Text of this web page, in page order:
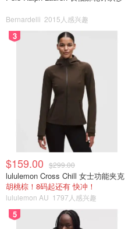
Bernardelli 2015人感兴趣
3
$159.00 $299.00
lululemon Cross Chill 女士功能夹克
胡桃棕！8码起还有 快冲！
lululemon AU 1797人感兴趣
5